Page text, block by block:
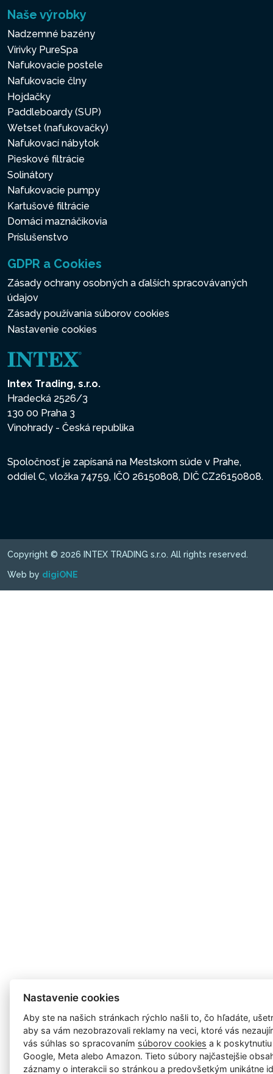
Naše výrobky
Nadzemné bazény
Vírivky PureSpa
Nafukovacie postele
Nafukovacie člny
Hojdačky
Paddleboardy (SUP)
Wetset (nafukovačky)
Nafukovací nábytok
Pieskové filtrácie
Solinátory
Nafukovacie pumpy
Kartušové filtrácie
Domáci maznáčikovia
Príslušenstvo
GDPR a Cookies
Zásady ochrany osobných a ďalších spracovávaných
údajov
Zásady používania súborov cookies
Nastavenie cookies
Intex Trading, s.r.o.
Hradecká 2526/3
130 00 Praha 3
Vinohrady - Česká republika
Spoločnosť je zapísaná na Mestskom súde v Prahe,
oddiel C, vložka 74759, IČO 26150808, DIČ CZ26150808.
Copyright © 2026 INTEX TRADING s.r.o. All rights reserved.
Web by digiONE
Nastavenie cookies
Aby ste na našich stránkach rýchlo našli to, čo hľadáte,
aby sa vám nezobrazovali reklamy na veci, ktoré vás
vás súhlas so spracovaním súborov cookies a k
Google, Meta alebo Amazon. Tieto súbory najčastejšie
záznamy o interakcii so stránkou a predovšetkým unikátne